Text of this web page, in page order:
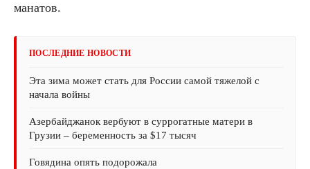
манатов.
ПОСЛЕДНИЕ НОВОСТИ
Эта зима может стать для России самой тяжелой с
начала войны
Азербайджанок вербуют в суррогатные матери в
Грузии – беременность за $17 тысяч
Говядина опять подорожала